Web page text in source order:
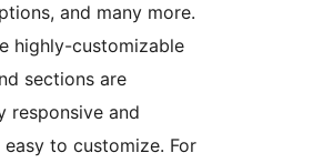
and many more.
highly-customizable
sections are
responsive and
to customize. For